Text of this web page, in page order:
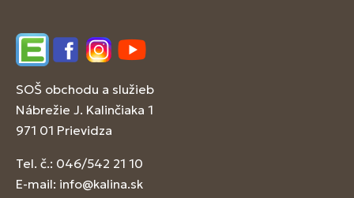
EdupageFacebookInstagram
YouTube
SOŠ obchodu a služieb
Nábrežie J. Kalinčiaka 1
971 01 Prievidza
Tel. č.: 046/542 21 10
E-mail: info@kalina.sk